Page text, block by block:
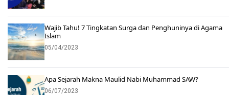
Wajib Tahu! 7 Tingkatan Surga dan Penghuninya di Agama
Islam
05/04/2023
Apa Sejarah Makna Maulid Nabi Muhammad SAW?
06/07/2023